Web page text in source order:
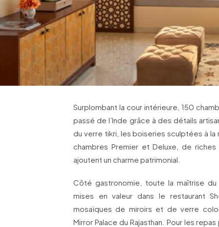
Surplombant la cour intérieure, 150
passé de l’Inde grâce à des détails
du verre tikri, les boiseries sculptées à la
chambres Premier et Deluxe, de
ajoutent un charme patrimonial.
Côté gastronomie, toute la maîtrise
mises en valeur dans le restaurant
mosaïques de miroirs et de verre
Mirror Palace du Rajasthan. Pour les